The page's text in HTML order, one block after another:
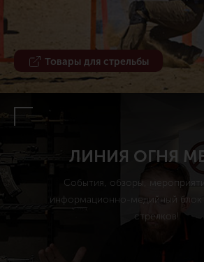
ЛИНИЯ ОГНЯ
События, обзоры,
информационно-медийный блок
стрелков!
Товары для стрельбы